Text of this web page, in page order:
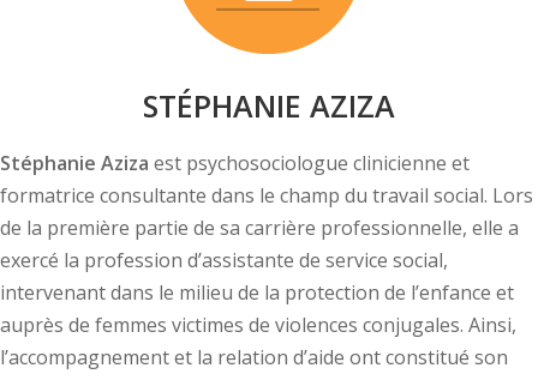
STÉPHANIE AZIZA
Stéphanie Aziza est psychosociologue clinicienne et
formatrice consultante dans le champ du travail social. Lors
de la première partie de sa carrière professionnelle, elle a
exercé la profession d’assistante de service social,
intervenant dans le milieu de la protection de l’enfance et
auprès de femmes victimes de violences conjugales. Ainsi,
l’accompagnement et la relation d’aide ont constitué son